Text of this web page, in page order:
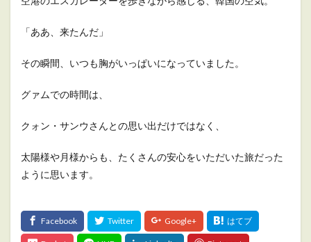
「ああ、来たんだ」
その瞬間、いつも胸がいっぱいになっていました。
グァムでの時間は、
クォン・サンウさんとの思い出だけではなく、
太陽様や月様からも、たくさんの安心をいただいた旅だった
ように思います。